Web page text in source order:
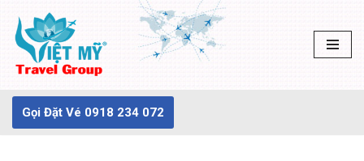
Chuyển
tới
dung
Gọi Đặt Vé 0918 234 072